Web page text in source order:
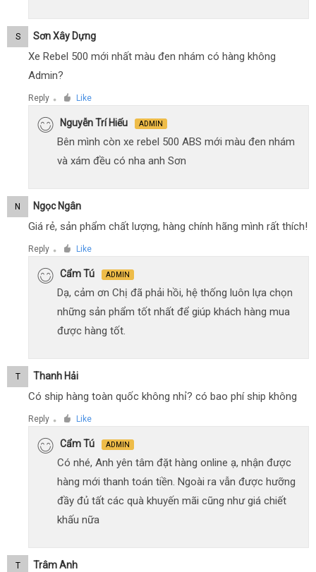
S Sơn Xây Dựng
Xe Rebel 500 mới nhất màu đen nhám có hàng không
Admin?
Reply ● Like
Nguyễn Trí Hiếu ADMIN
Bên mình còn xe rebel 500 ABS mới màu đen nhám
và xám đều có nha anh Sơn
N Ngọc Ngân
Giá rẻ, sản phẩm chất lượng, hàng chính hãng mình rất thích!
Reply ● Like
Cẩm Tú ADMIN
Dạ, cảm ơn Chị đã phải hồi, hệ thống luôn lựa chọn
những sản phẩm tốt nhất để giúp khách hàng mua
được hàng tốt.
T Thanh Hải
Có ship hàng toàn quốc không nhỉ? có bao phí ship không
Reply ● Like
Cẩm Tú ADMIN
Có nhé, Anh yên tâm đặt hàng online ạ, nhận được
hàng mới thanh toán tiền. Ngoài ra vẫn được hưỡng
đầy đủ tất các quà khuyến mãi cũng như giá chiết
khấu nữa
T Trâm Anh